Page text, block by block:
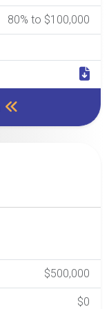
80% to $100,000
$500,000
$0